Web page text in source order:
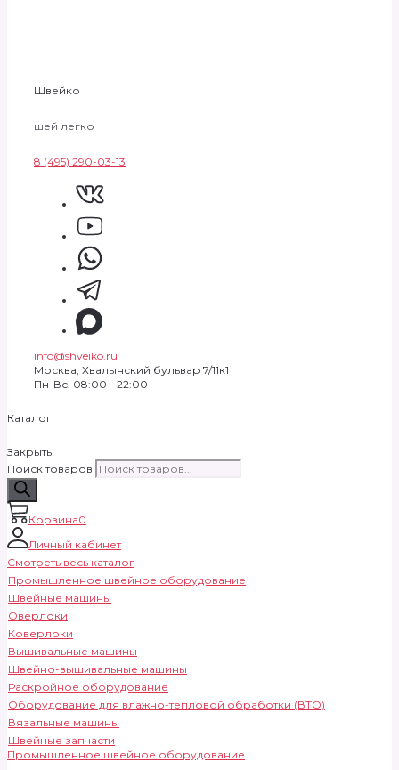
Швейко
шей легко
8 (495) 290-03-13
info@shveiko.ru
Москва, Хвалынский бульвар 7/11к1
Пн-Вс. 08:00 - 22:00
Каталог
Закрыть
Поиск товаров
Корзина0
Личный кабинет
Смотреть весь каталог
Промышленное швейное оборудование
Швейные машины
Оверлоки
Коверлоки
Вышивальные машины
Швейно-вышивальные машины
Раскройное оборудование
Оборудование для влажно-тепловой обработки (ВТО)
Вязальные машины
Швейные запчасти
Промышленное швейное оборудование